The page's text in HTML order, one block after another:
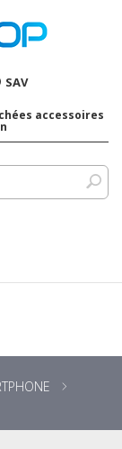
SAV
accessoires